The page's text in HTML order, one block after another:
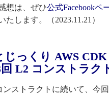
想は、ぜひ公式Facebookペ
たします。（2023.11.21）
ェクトの広場
じっくり AWS
回 L2 コンストラク
ンストラクトに続いて、今